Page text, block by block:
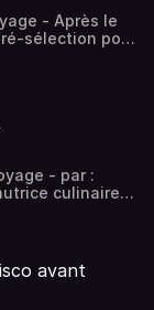
sélection pour
étudiants des
des
- équipe
Vous
sans
culinaire
à
tisse des
rendez-vous
avant